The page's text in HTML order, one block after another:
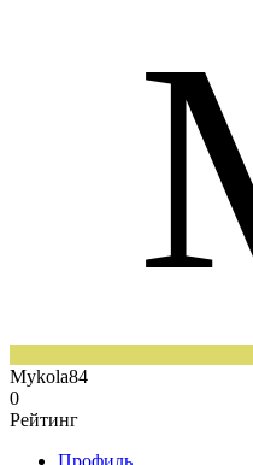
Mykola84
0
Рейтинг
Профиль